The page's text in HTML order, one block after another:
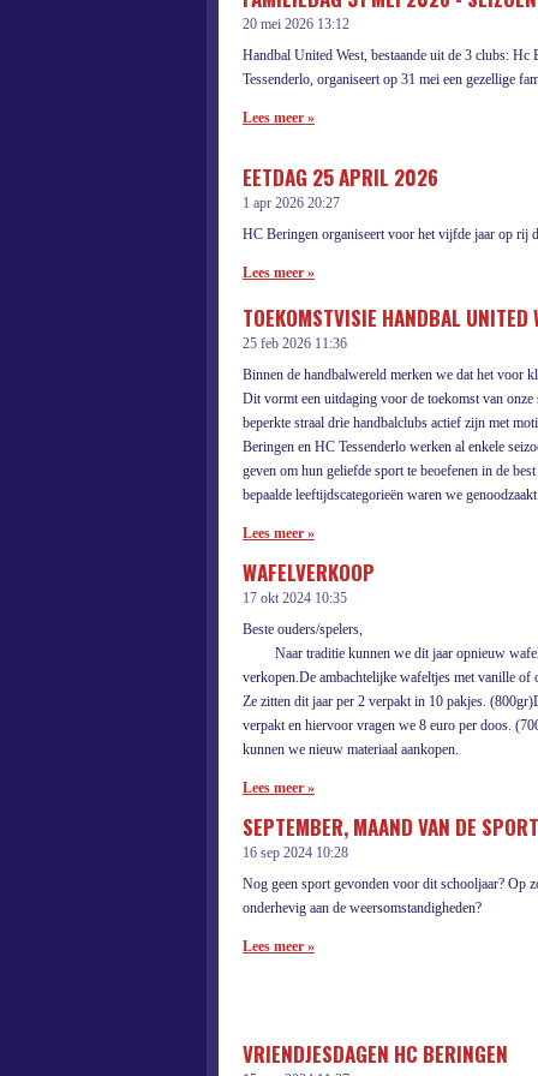
20 mei 2026 13:12
Handbal United West, bestaande uit de 3 clubs:
Tessenderlo, organiseert op 31 mei een gezellige
Lees meer »
EETDAG 25 APRIL 2026
1 apr 2026 20:27
HC Beringen organiseert voor het vijfde jaar op rij
Lees meer »
TOEKOMSTVISIE HANDBAL UNITED
25 feb 2026 11:36
Binnen de handbalwereld merken we dat het voor
Dit vormt een uitdaging voor de toekomst van
beperkte straal drie handbalclubs actief zijn met
Beringen en HC Tessenderlo werken al enkele
geven om hun geliefde sport te beoefenen in de
bepaalde leeftijdscategorieën waren we
Lees meer »
WAFELVERKOOP
17 okt 2024 10:35
Beste
Naar traditie kunnen we dit jaar opnieuw
verkopen.De ambachtelijke wafeltjes met vanille of
Ze zitten dit jaar per 2 verpakt in 10 pakjes.
verpakt en hiervoor vragen we 8 euro per doos.
kunnen we nieuw materiaal aankopen.
Lees meer »
SEPTEMBER, MAAND VAN DE
16 sep 2024 10:28
Nog geen sport gevonden voor dit schooljaar? Op
onderhevig aan de weersomstandigheden?
Lees meer »
VRIENDJESDAGEN HC BERINGEN